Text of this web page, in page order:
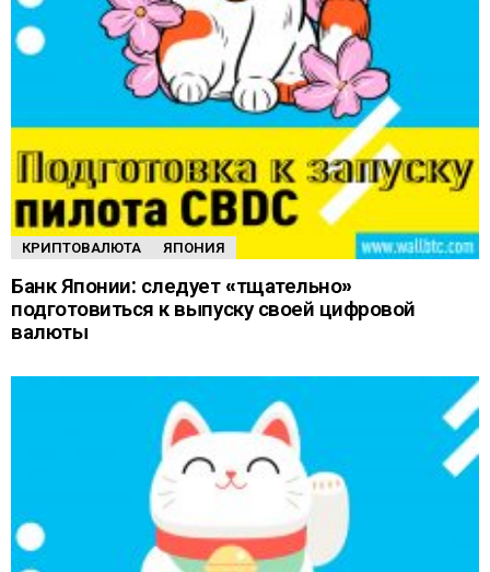
КРИПТОВАЛЮТА ЯПОНИЯ
Банк Японии: следует «тщательно»
подготовиться к выпуску своей цифровой
валюты